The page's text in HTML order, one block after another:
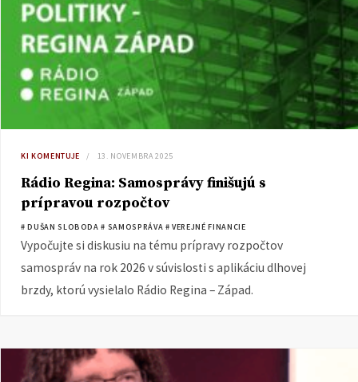
KI KOMENTUJE 13. NOVEMBRA 2025
Rádio Regina: Samosprávy finišujú s
prípravou rozpočtov
# DUŠAN SLOBODA # SAMOSPRÁVA # VEREJNÉ FINANCIE
Vypočujte si diskusiu na tému prípravy rozpočtov
samospráv na rok 2026 v súvislosti s aplikáciu dlhovej
brzdy, ktorú vysielalo Rádio Regina – Západ.